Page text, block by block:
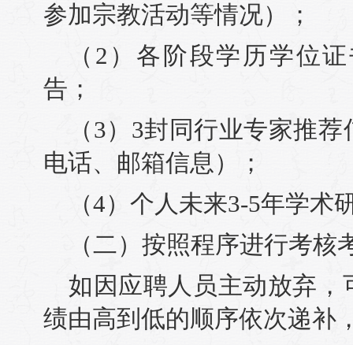
参加宗教活动等情况）；
（2）各阶段学历学位
告；
（3）3封同行业专家推
电话、邮箱信息）；
（4）个人未来3-5年学术
（二）按照程序进行考
如因应聘人员主动放弃
绩由高到低的顺序依次递补